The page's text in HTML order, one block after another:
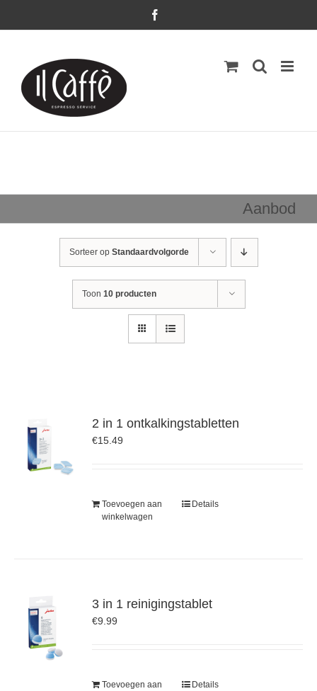
Aanbod
Sorteer op Standaardvolgorde
Toon 10 producten
2 in 1 ontkalkingstabletten
€15.49
Toevoegen aan
winkelwagen
Details
3 in 1 reinigingstablet
€9.99
Toevoegen aan
Details